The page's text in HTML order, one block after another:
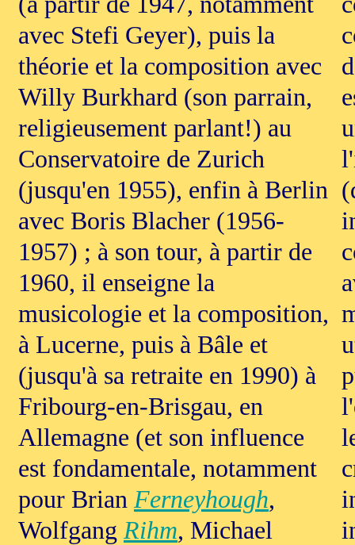
avec Stefi Geyer), puis la
théorie et la composition avec
Willy Burkhard (son parrain,
religieusement parlant!) au
Conservatoire de Zurich
(jusqu'en 1955), enfin à Berlin
avec Boris Blacher (1956-
1957) ; à son tour, à partir de
1960, il enseigne la
musicologie et la composition,
à Lucerne, puis à Bâle et
(jusqu'à sa retraite en 1990) à
Fribourg-en-Brisgau, en
Allemagne (et son influence
est fondamentale, notamment
pour Brian Ferneyhough,
Wolfgang Rihm, Michael